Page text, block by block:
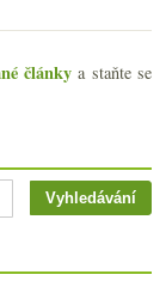
články a staňte se